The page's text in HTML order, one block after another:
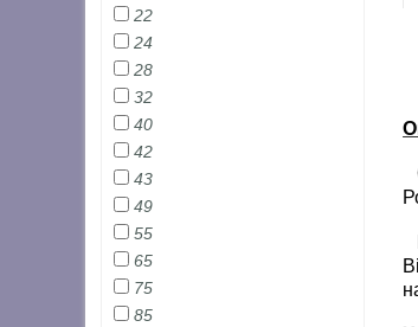
22
24
28
32
40
42
43
49
55
65
75
85